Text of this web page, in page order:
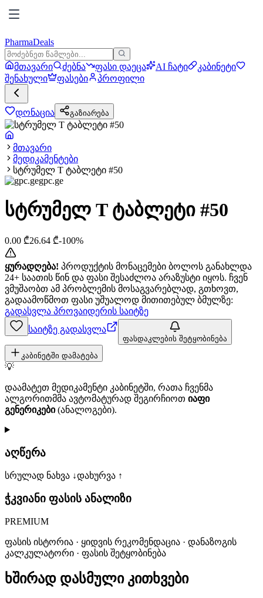
PharmaDeals
მთავარი ძებნა ფასი დაეცა AI ჩატი
კაბინეტი
შენახული
ფასები პროფილი
დონაცია გაზიარება
მთავარი
მედიკამენტები
სტრუმელ T ტაბლეტი #50
gpc.ge
სტრუმელ T ტაბლეტი #50
0.00 ₾26.64 ₾-100%
ყურადღება! პროდუქტის მონაცემები ბოლოს განახლდა
24+ საათის წინ და ფასი შესაძლოა არაზუსტი იყოს. ჩვენ
ვმუშაობთ ამ პრობლემის მოსაგვარებლად, გთხოვთ,
გადაამოწმოთ ფასი უშუალოდ მითითებულ ბმულზე:
გადასვლა პროვაიდერის საიტზე
საიტზე გადასვლა
ფასდაკლების შეტყობინება
კაბინეტში დამატება
💡
დაამატეთ მედიკამენტი კაბინეტში, რათა ჩვენმა
ალგორითმმა ავტომატურად შეგირჩიოთ იაფი
გენერიკები(ანალოგები).
აღწერა
სრულად ნახვა ↓დახურვა ↑
ჭკვიანი ფასის ანალიზი
PREMIUM
ფასის ისტორია · ყიდვის რეკომენდაცია · დანაზოგის
კალკულატორი · ფასის შეტყობინება
ხშირად დასმული კითხვები